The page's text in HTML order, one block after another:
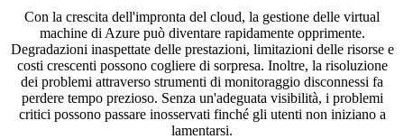
Con la crescita dell'impronta del cloud, la gestione delle virtual
machine di Azure può diventare rapidamente opprimente.
Degradazioni inaspettate delle prestazioni, limitazioni delle risorse e
costi crescenti possono cogliere di sorpresa. Inoltre, la risoluzione
dei problemi attraverso strumenti di monitoraggio disconnessi fa
perdere tempo prezioso. Senza un'adeguata visibilità, i problemi
critici possono passare inosservati finché gli utenti non iniziano a
lamentarsi.